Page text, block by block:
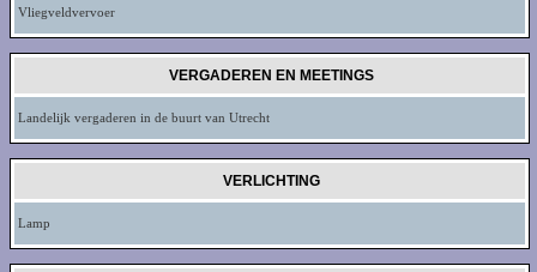
Vliegveldvervoer
VERGADEREN EN MEETINGS
Landelijk vergaderen in de buurt van Utrecht
VERLICHTING
Lamp